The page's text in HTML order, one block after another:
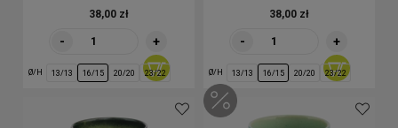
38,00 zł
- +
Ø/H 13/13 16/15 20/20 23/22
38,00 zł
- +
Ø/H 13/13 16/15 20/20 23/22